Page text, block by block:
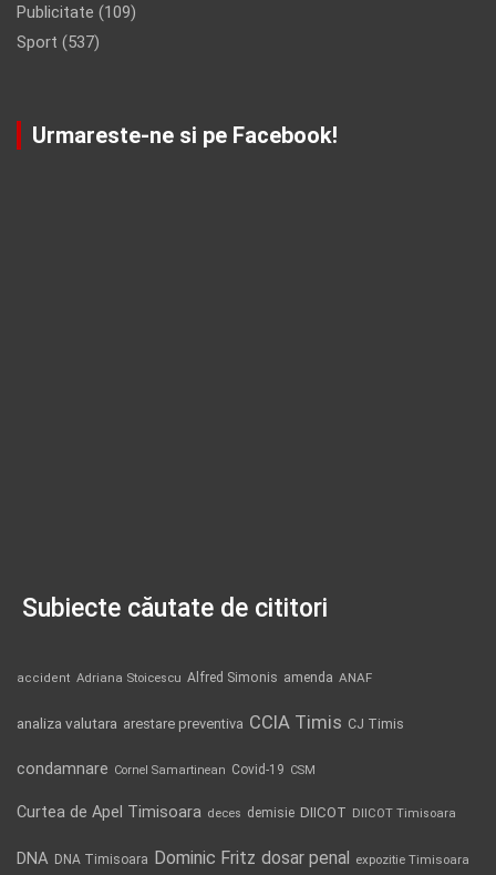
Publicitate (109)
Sport (537)
Urmareste-ne si pe Facebook!
Subiecte căutate de cititori
accident Adriana Stoicescu Alfred Simonis amenda ANAF
analiza valutara arestare preventiva CCIA Timis CJ Timis
condamnare Cornel Samartinean Covid-19 CSM
Curtea de Apel Timisoara deces demisie DIICOT DIICOT Timisoara
DNA DNA Timisoara Dominic Fritz dosar penal expozitie Timisoara